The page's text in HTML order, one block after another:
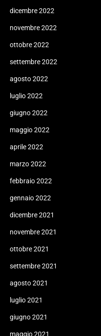
dicembre 2022
novembre 2022
ottobre 2022
settembre 2022
agosto 2022
luglio 2022
giugno 2022
maggio 2022
aprile 2022
marzo 2022
febbraio 2022
gennaio 2022
dicembre 2021
novembre 2021
ottobre 2021
settembre 2021
agosto 2021
luglio 2021
giugno 2021
maggio 2021